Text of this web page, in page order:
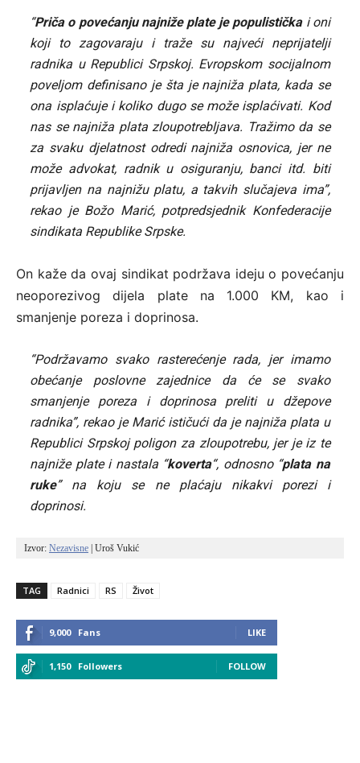
“Priča o povećanju najniže plate je populističkai oni
koji to zagovaraju i traže su najveći neprijatelji
radnika u Republici Srpskoj. Evropskom socijalnom
poveljom definisano je šta je najniža plata, kada se
ona isplaćuje i koliko dugo se može isplaćivati. Kod
nas se najniža plata zloupotrebljava. Tražimo da se
za svaku djelatnost odredi najniža osnovica, jer ne
može advokat, radnik u osiguranju, banci itd. biti
prijavljen na najnižu platu, a takvih slučajeva ima”,
rekao je Božo Marić, potpredsjednik Konfederacije
sindikata Republike Srpske.
On kaže da ovaj sindikat podržava ideju o povećanju
neoporezivog dijela plate na 1.000 KM, kao i
smanjenje poreza i doprinosa.
“Podržavamo svako rasterećenje rada, jer imamo
obećanje poslovne zajednice da će se svako
smanjenje poreza i doprinosa preliti u džepove
radnika”, rekao je Marić ističući da je najniža plata u
Republici Srpskoj poligon za zloupotrebu, jer je iz te
najniže plate i nastala “koverta“, odnosno “plata na
ruke” na koju se ne plaćaju nikakvi porezi i
doprinosi.
Izvor: Nezavisne | Uroš Vukić
TAG Radnici RS Život
9,000 Fans LIKE
1,150 Followers FOLLOW